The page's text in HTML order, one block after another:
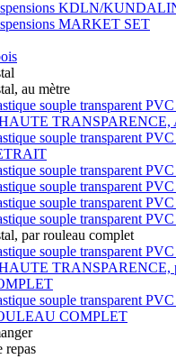
KDLN/
MARKET SET
au mètre
souple transparent
TRANSPARENCE,
souple transparent
souple transparent
souple transparent
souple transparent
souple transparent
par rouleau complet
souple transparent
TRANSPARENCE,
souple transparent
COMPLET
repas